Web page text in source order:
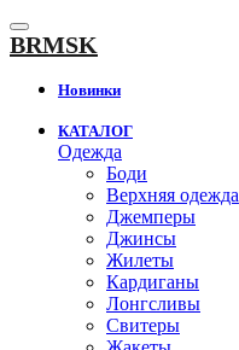
К
содержанию
BRMSK
Новинки
КАТАЛОГ
Одежда
Боди
Верхняя одежда
Джемперы
Джинсы
Жилеты
Кардиганы
Лонгсливы
Свитеры